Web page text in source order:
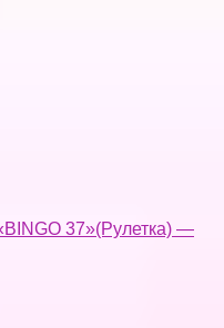
37»(Рулетка) —